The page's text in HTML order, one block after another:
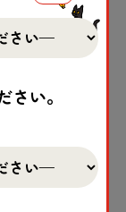
い。